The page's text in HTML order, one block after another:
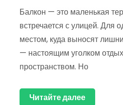
Балкон — это маленькая
встречается с улицей. Для
местом, куда выносят
— настоящим уголком
пространством. Но
Читайте далее